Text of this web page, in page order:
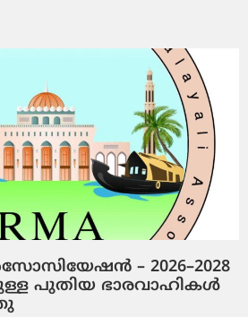
– 2026–2028
പുതിയ ഭാരവാഹികൾ